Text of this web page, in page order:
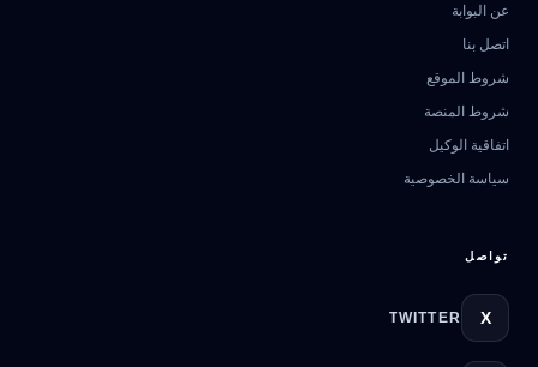
عن البوابة
اتصل بنا
شروط الموقع
شروط المنصة
اتفاقية الوكيل
سياسة الخصوصية
تواصل
X
TWITTER